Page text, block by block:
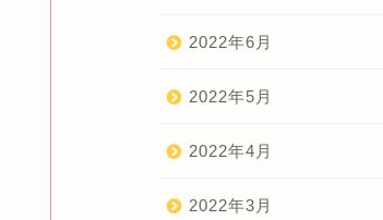
2022年6月
2022年5月
2022年4月
2022年3月